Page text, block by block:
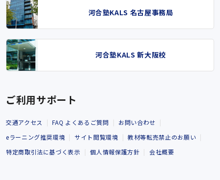
河合塾KALS 名古屋事務局
河合塾KALS 新大阪校
ご利用サポート
交通アクセス FAQ よくあるご質問
お問い合わせ
eラーニング推奨環境
サイト閲覧環境
教材等転売禁止のお願い
特定商取引法に基づく表示
個人情報保護方針 会社概要